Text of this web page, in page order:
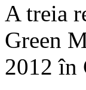
A treia
Green
2012 în